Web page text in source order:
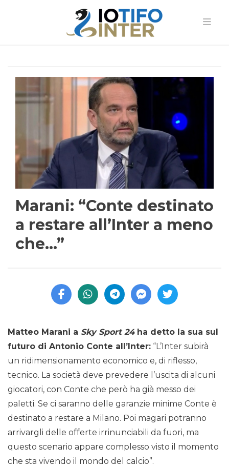
Marani: “Conte destinato
a restare all’Inter a meno
che…”
Matteo Marani a Sky Sport 24ha detto la sua sul
futuro di Antonio Conte all’Inter: “L’Inter subirà
un ridimensionamento economico e, di riflesso,
tecnico. La società deve prevedere l’uscita di alcuni
giocatori, con Conte che però ha già messo dei
paletti. Se ci saranno delle garanzie minime Conte è
destinato a restare a Milano. Poi magari potranno
arrivargli delle offerte irrinunciabili da fuori, ma
questo scenario appare complesso visto il momento
che sta vivendo il mondo del calcio”.